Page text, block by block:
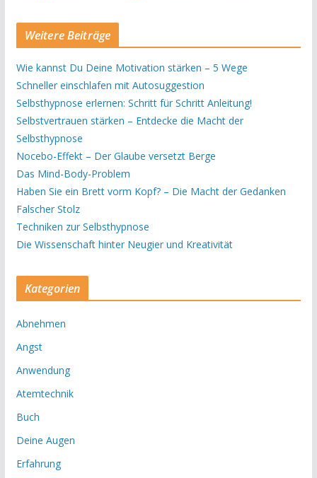
Weitere Beiträge
Wie kannst Du Deine Motivation stärken – 5 Wege
Schneller einschlafen mit Autosuggestion
Selbsthypnose erlernen: Schritt für Schritt Anleitung!
Selbstvertrauen stärken – Entdecke die Macht der
Selbsthypnose
Nocebo-Effekt – Der Glaube versetzt Berge
Das Mind-Body-Problem
Haben Sie ein Brett vorm Kopf? – Die Macht der Gedanken
Falscher Stolz
Techniken zur Selbsthypnose
Die Wissenschaft hinter Neugier und Kreativität
Kategorien
Abnehmen
Angst
Anwendung
Atemtechnik
Buch
Deine Augen
Erfahrung